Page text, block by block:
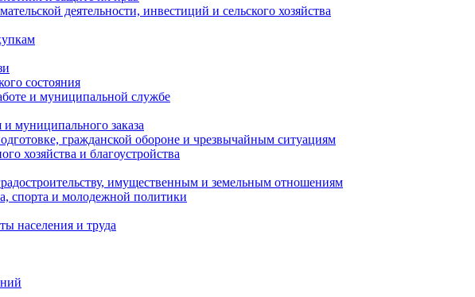
деятельности, инвестиций и сельского хозяйства
состояния
и муниципальной службе
муниципального заказа
гражданской обороне и чрезвычайным ситуациям
хозяйства и благоустройства
имущественным и земельным отношениям
спорта и молодежной политики
населения и труда